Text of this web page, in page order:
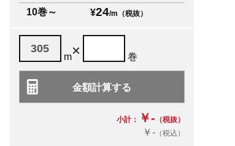
10巻～ ¥24/m（税抜）
m× 巻
小計： ￥- （税抜）
￥-（税込）